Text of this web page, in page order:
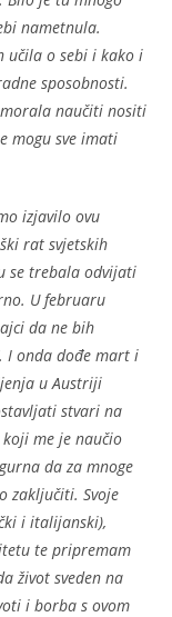
nametnula.
učila o sebi i kako i
sposobnosti.
morala naučiti nositi
mogu sve imati
izjavilo ovu
rat svjetskih
se trebala odvijati
U februaru
da ne bih
I onda dođe mart i
u Austriji
stvari na
me je naučio
da za mnoge
zaključiti. Svoje
i italijanski),
te pripremam
život sveden na
i borba s ovom